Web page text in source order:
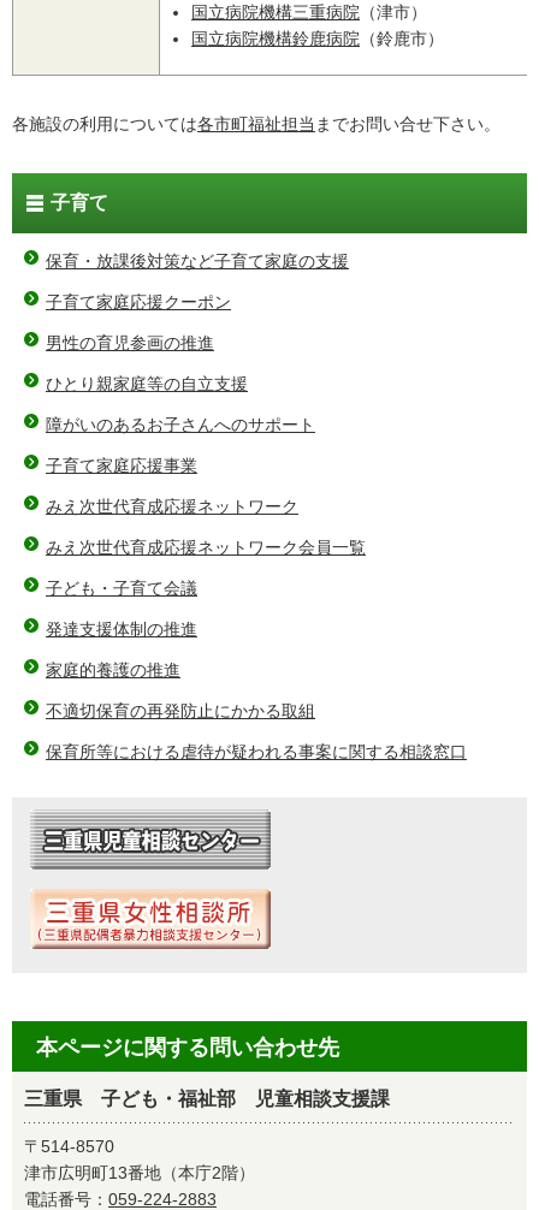
国立病院機構三重病院 （津市）
国立病院機構鈴鹿病院 （鈴鹿市）
各施設の利用については各市町福祉担当 までお問い合せ下さい。
子育て
保育・放課後対策など子育て家庭の支援
子育て家庭応援クーポン
男性の育児参画の推進
ひとり親家庭等の自立支援
障がいのあるお子さんへのサポート
子育て家庭応援事業
みえ次世代育成応援ネットワーク
みえ次世代育成応援ネットワーク会員一覧
子ども・子育て会議
発達支援体制の推進
家庭的養護の推進
不適切保育の再発防止にかかる取組
保育所等における虐待が疑われる事案に関する相談窓口
本ページに関する問い合わせ先
三重県 子ども・福祉部 児童相談支援課
〒514-8570
津市広明町13番地（本庁2階）
電話番号： 059-224-2883